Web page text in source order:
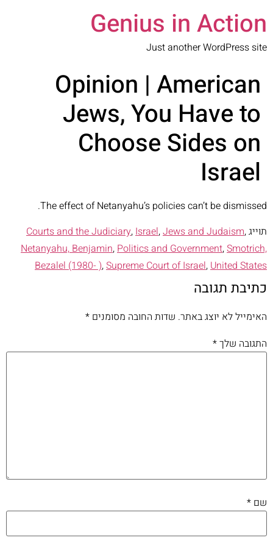
Genius in Action
Just another WordPress site
Opinion | American
Jews, You Have to
Choose Sides on
Israel
The effect of Netanyahu’s policies can’t be dismissed.
תוייג
Courts and the Judiciary,Israel,Jews and Judaism,
Netanyahu, Benjamin,Politics and Government,Smotrich,
Bezalel (1980- ),Supreme Court of Israel,United States
כתיבת תגובה
האימייל לא יוצג באתר. שדות החובה מסומנים *
התגובה שלך*
שם *